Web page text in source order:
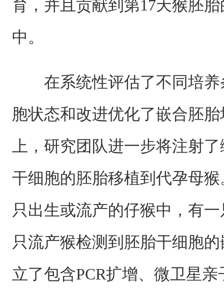
育，并且贡献到第17天猴胚
中。
在系统性评估了不同培
胞状态和改进优化了嵌合胚
上，研究团队进一步将注射
干细胞的胚胎移植到代孕母
只出生或流产的仔猴中，有
只流产猴检测到胚胎干细胞
立了包含PCR扩增、微卫星